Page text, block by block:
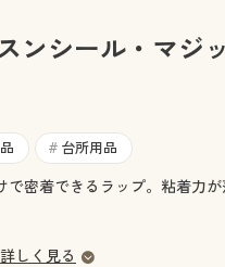
ア・ティーンズ下着大きいサイズ レ
大きいサイズ 事務
ンシール・マジ
# 台所用品
で密着できるラップ。粘着力
しく見る